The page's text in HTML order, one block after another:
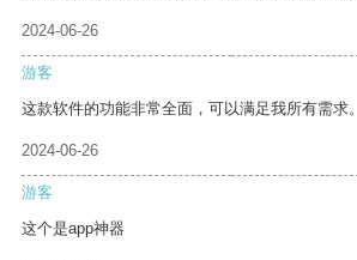
2024-06-26
游客
这款软件的功能非常全面，可以满足我所有需求。
2024-06-26
游客
这个是app神器